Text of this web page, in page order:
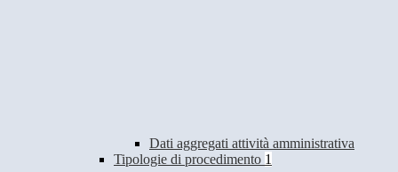
Dati aggregati attività amministrativa
Tipologie di procedimento 1